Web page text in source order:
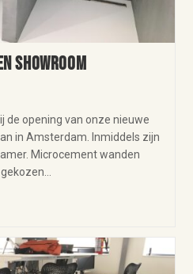
showroom
de opening van onze nieuwe
in Amsterdam. Inmiddels zijn
Microcement wanden